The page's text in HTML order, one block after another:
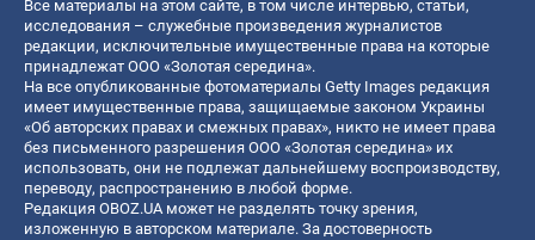
Все материалы на этом сайте, в том числе интервью, статьи,
исследования – служебные произведения журналистов
редакции, исключительные имущественные права на которые
принадлежат ООО «Золотая середина».
На все опубликованные фотоматериалы Getty Images редакция
имеет имущественные права, защищаемые законом Украины
«Об авторских правах и смежных правах», никто не имеет права
без письменного разрешения ООО «Золотая середина» их
использовать, они не подлежат дальнейшему воспроизводству,
переводу, распространению в любой форме.
Редакция OBOZ.UA может не разделять точку зрения,
изложенную в авторском материале. За достоверность